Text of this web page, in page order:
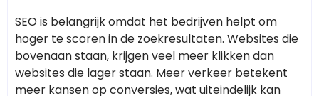
SEO is belangrijk omdat het bedrijven helpt om
hoger te scoren in de zoekresultaten. Websites die
bovenaan staan, krijgen veel meer klikken dan
websites die lager staan. Meer verkeer betekent
meer kansen op conversies, wat uiteindelijk kan